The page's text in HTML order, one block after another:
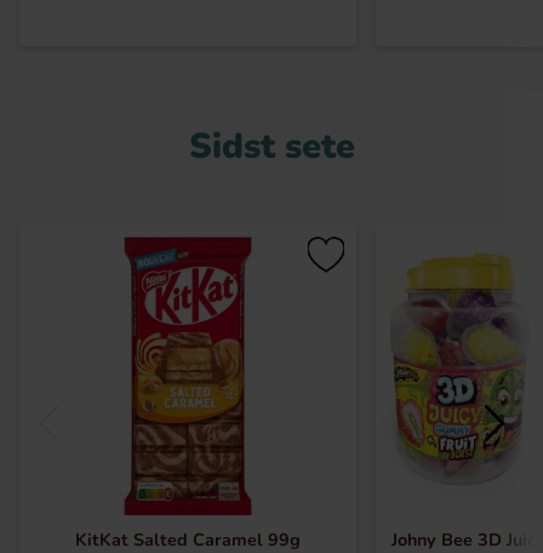
Sidst sete
KitKat Salted Caramel 99g
Johny Bee 3D